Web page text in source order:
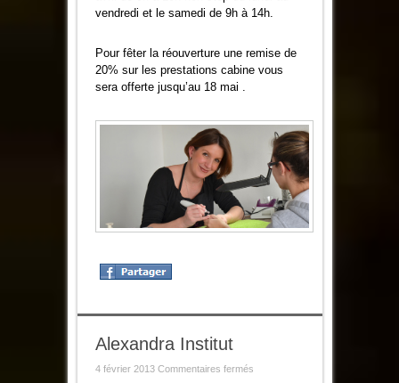
vendredi et le samedi de 9h à 14h.
Pour fêter la réouverture une remise de
20% sur les prestations cabine vous
sera offerte jusqu’au 18 mai .
Alexandra Institut
4 février 2013 Commentaires ferméssur